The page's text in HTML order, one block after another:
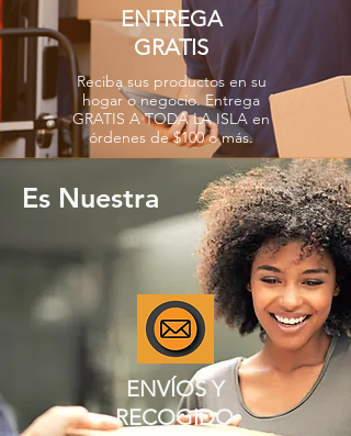
ENTREGA
GRATIS
Reciba sus productos en su
hogar o negocio. Entrega
GRATIS A TODA LA ISLA en
órdenes de $100 o más.
Es Nuestra
ENVÍOS Y
RECOGIDO